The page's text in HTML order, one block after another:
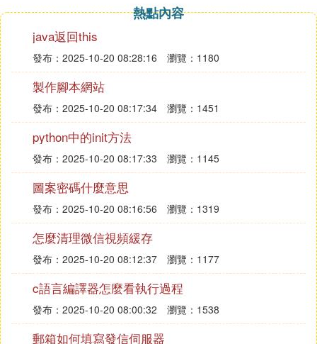
2、FLOAT
FLOAT數據類型可精確到第15 位小數，其范圍為從-
1.79E -308 到1.79E +308。 每個FLOAT 類型的數據
佔用8 個位元組的存儲空間。 FLOAT數據類型可寫為
FLOAT[ n ]的形式。n 指定FLOAT 數據的精度。n 為1
到15 之間的整數值。當n 取1 到7 時，實際上是定義
了一個REAL 類型的數據，系統用4 個位元組存儲
它；當n 取8 到15 時，系統認為其是FLOAT 類型，
用8 個位元組存儲它。
3、DECIMAL
DECIMAL數據類型可以提供小數所需要的實際存儲
空間，但也有一定的限制，您可以用2 到17 個位元組
來存儲從-10的38次方-1 到10的38次方-1 之間的數
值。可將其寫為DECIMAL[ p [s] ]的形式，p 和s 確定
了精確的比例和數位。其中p 表示可供存儲的值的總
位數（不包括小數點），預設值為18； s 表示小數點
熱點內容
java返回this
發布：2025-10-20 08:28:16 瀏覽：1180
製作腳本網站
發布：2025-10-20 08:17:34 瀏覽：1451
python中的init方法
發布：2025-10-20 08:17:33 瀏覽：1145
圖案密碼什麼意思
發布：2025-10-20 08:16:56 瀏覽：1319
怎麼清理微信視頻緩存
發布：2025-10-20 08:12:37 瀏覽：1177
c語言編譯器怎麼看執行過程
發布：2025-10-20 08:00:32 瀏覽：1538
郵箱如何填寫發信伺服器